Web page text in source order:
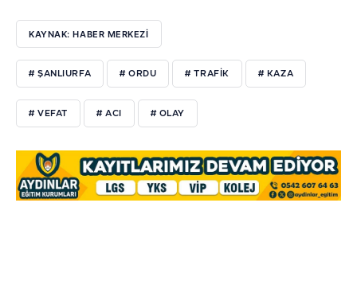
KAYNAK: HABER MERKEZİ
# ŞANLIURFA # ORDU # TRAFİK # KAZA
# VEFAT # ACI # OLAY